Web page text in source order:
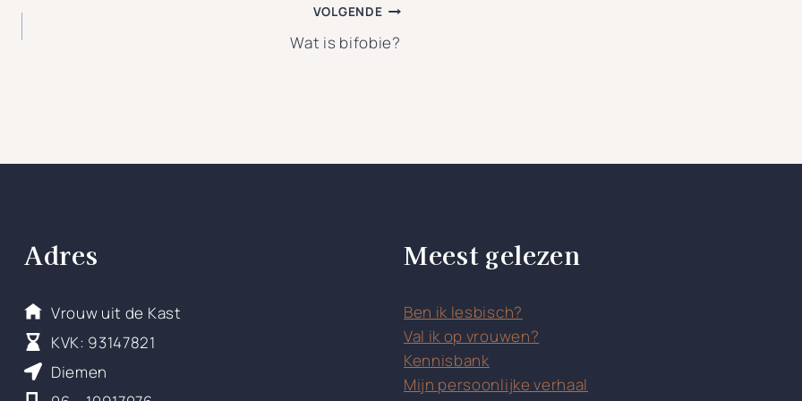
VOLGENDE
Wat is bifobie?
Adres
Vrouw uit de Kast
KVK: 93147821
Diemen
Meest gelezen
Ben ik lesbisch?
Val ik op vrouwen?
Kennisbank
Mijn persoonlijke verhaal